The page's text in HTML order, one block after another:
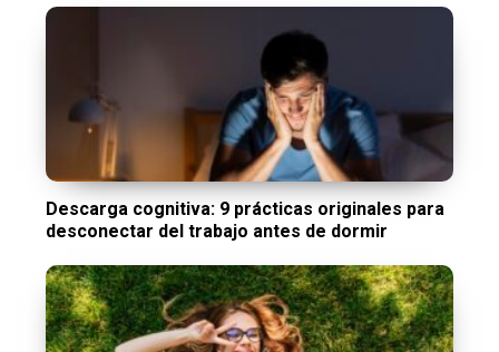
Descarga cognitiva: 9 prácticas originales para
desconectar del trabajo antes de dormir